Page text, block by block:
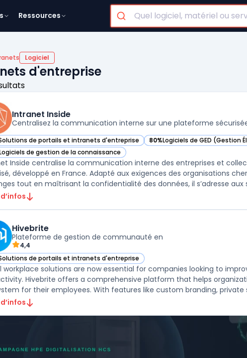
Ressources
Logiciel
d'entreprise
Intranet Inside
Centralisez la communication interne sur une plateforme
de portails et intranets d'entreprise
Intranet Inside dans cette catégorie 80%Logiciels de GED (Gestion
— voir Intranet Inside dans
de gestion de la connaissance
Intranet Inside dans cette catégorie
Inside centralise la communication interne des entreprises et
développé en France. Adapté aux exigences des organisations
tout en maîtrisant la confidentialité des données, il s’adresse aux
Hivebrite
Plateforme de gestion de communauté en
4,4
de portails et intranets d'entreprise
Hivebrite dans cette catégorie
workplace solutions are now essential for companies looking to
Hivebrite offers a comprehensive platform that helps
for their employees. With features like custom branding, private